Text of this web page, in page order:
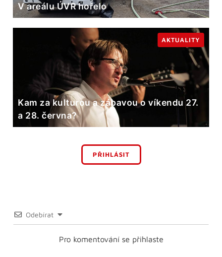
V areálu ÚVR hořelo
Kam za kulturou a zábavou o víkendu 27.
a 28. června?
AKTUALITY
PŘIHLÁSIT
Odebírat
Pro komentování se přihlaste